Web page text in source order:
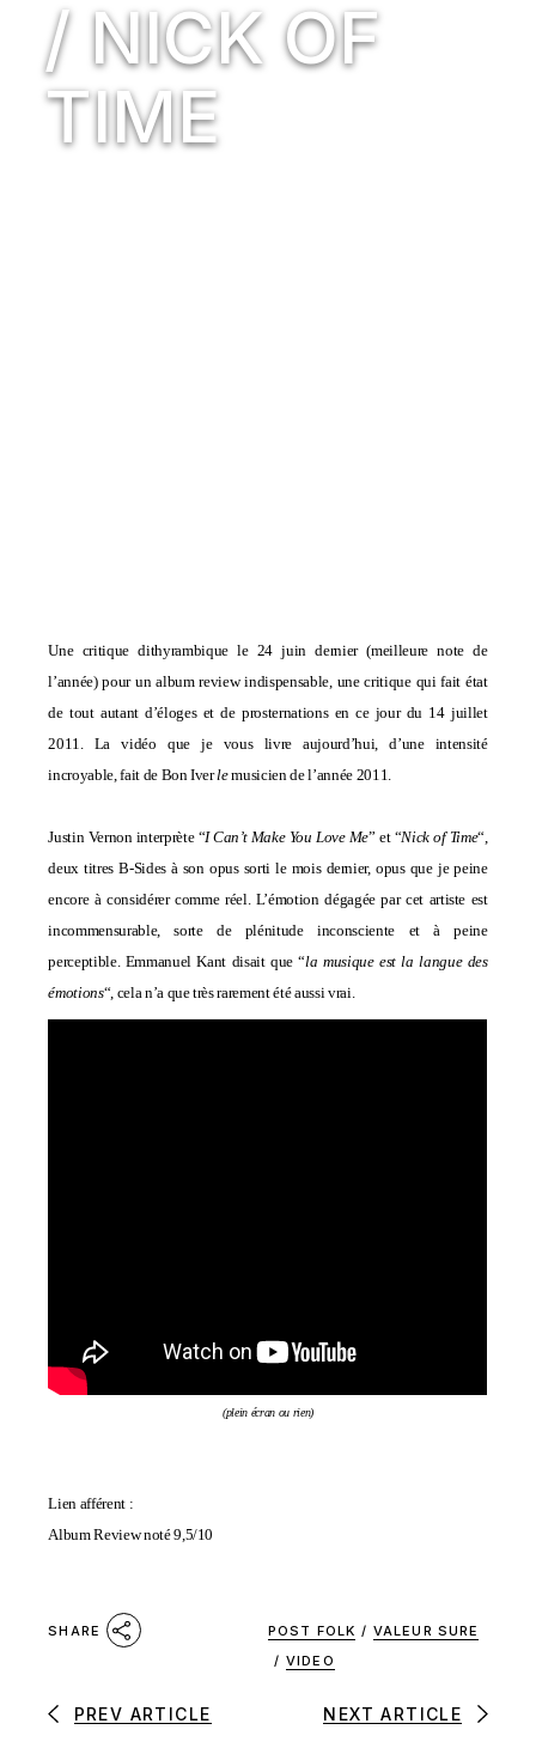
/ NICK OF
TIME
Une critique dithyrambique le 24 juin dernier (meilleure note de
l’année) pour unalbum reviewindispensable, une critique qui fait état
de tout autant d’éloges et de prosternations en ce jour du 14 juillet
2011. La vidéo que je vous livre aujourd’hui, d’une intensité
incroyable, fait de Bon Iverlemusicien de l’année 2011.
Justin Vernon interprète “I Can’t Make You Love Me” et “Nick of Time“,
deux titres B-Sides à son opus sorti le mois dernier, opus que je peine
encore à considérer comme réel. L’émotion dégagée par cet artiste est
incommensurable, sorte de plénitude inconsciente et à peine
perceptible. Emmanuel Kant disait que “la musique est la langue des
émotions“, cela n’a que très rarement été aussi vrai.
(plein écran ou rien)
Lien afférent :
Album Review noté 9,5/10
SHARE POST FOLK / VALEUR SURE
/ VIDEO
PREV ARTICLE NEXT ARTICLE